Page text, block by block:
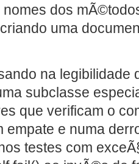
dos
uma
na legibilidade
subclasse
que verificam o
empate e numa
testes com